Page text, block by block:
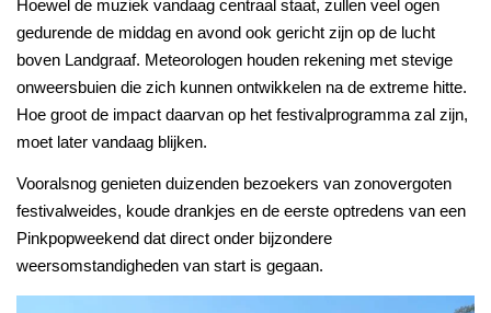
Hoewel de muziek vandaag centraal staat, zullen veel ogen
gedurende de middag en avond ook gericht zijn op de lucht
boven Landgraaf. Meteorologen houden rekening met stevige
onweersbuien die zich kunnen ontwikkelen na de extreme hitte.
Hoe groot de impact daarvan op het festivalprogramma zal zijn,
moet later vandaag blijken.
Vooralsnog genieten duizenden bezoekers van zonovergoten
festivalweides, koude drankjes en de eerste optredens van een
Pinkpopweekend dat direct onder bijzondere
weersomstandigheden van start is gegaan.